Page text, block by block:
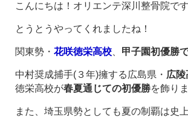
こんにちは！オリエンテ深川整骨院で
とうとうやってくれましたね！
関東勢・ 花咲徳栄高校 甲子園初優勝
中村奨成捕手(３年)擁する広島県・ 広陵
徳栄高校が春夏通じての初優勝を飾り
また、埼玉県勢としても夏の制覇は史